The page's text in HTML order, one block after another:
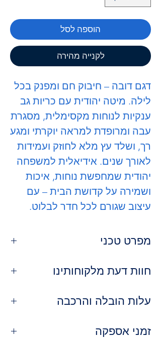
הוספה לסל
לקנייה מהירה
דגם דובה – חיבוק חם ומפנק בכל
לילה. מיטה יהודית עם כריות גב
ענקיות לנוחות מקסימלית, מסגרת
עבה ומרופדת למראה יוקרתי ומגע
רך, ושלד עץ מלא לחוזק ועמידות
לאורך שנים. אידיאלית למשפחה
יהודית שמחפשת נוחות, איכות
ושמירה על קדושת הבית – עם
עיצוב שגורם לכל חדר לבלוט.
מפרט טכני
ענק
גב מיטה:כריות ענק מרופדות
מסגרת מיטה:
חוות דעת מלקוחותינו
"הכריות הענקיות פשוט חלום – נוח
⭐יוסי לוי, אלעד
עלות הובלה והרכבה
זמני אספקה